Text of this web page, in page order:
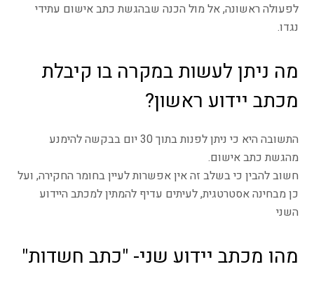
לפעולה ראשונה, אל מול הכנה שבהגשת כתב אישום עתידי
נגדו.
מה ניתן לעשות במקרה בו קיבלת
מכתב יידוע ראשון?
התשובה היא כי ניתן לפנות בתוך 30 יום בבקשה להימנע
מהגשת כתב אישום.
חשוב להבין כי בשלב זה אין אפשרות לעיין בחומר החקירה, ועל
כן מבחינה אסטרטגית, לעיתים עדיף להמתין למכתב היידוע
השני
מהו מכתב יידוע שני- "כתב חשדות"